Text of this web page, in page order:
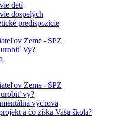
detí
dospelých
predispozície
Zeme - SPZ
urobiť Vy?
Zeme - SPZ
urobiť vy?
výchova
a čo získa Vaša škola?